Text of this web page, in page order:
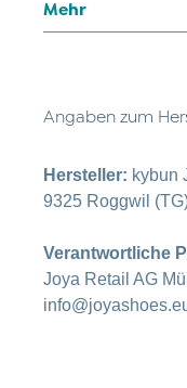
Mehr
Angaben zum
Hersteller: kybun
9325 Roggwil
Verantwortliche
Joya Retail AG